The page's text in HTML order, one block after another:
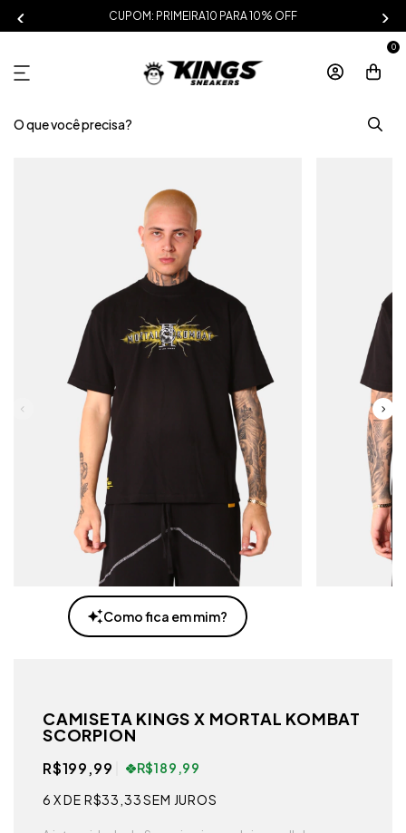
CUPOM: PRIMEIRA10 PARA 10% OFF
0
Como fica em mim?
CAMISETA KINGS X MORTAL KOMBAT
SCORPION
R$199,99
R$189,99
6 X DE R$33,33SEM JUROS